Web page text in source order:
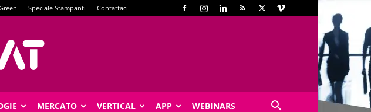
Speciale Stampanti Contattaci
MERCATO VERTICAL APP WEBINARS